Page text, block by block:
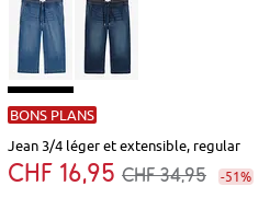
BONS PLANS
Jean 3/4 léger et extensible, regular
CHF 16,95 CHF 34,95 -51%